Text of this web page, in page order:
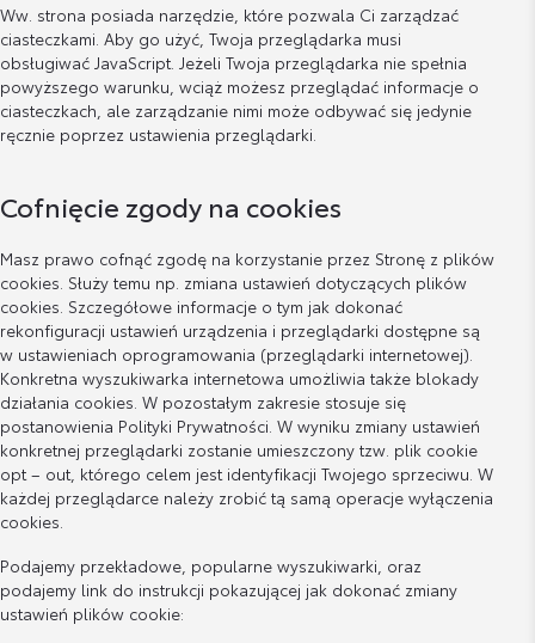
Ww. strona posiada narzędzie, które pozwala Ci zarządzać
ciasteczkami. Aby go użyć, Twoja przeglądarka musi
obsługiwać JavaScript. Jeżeli Twoja przeglądarka nie spełnia
powyższego warunku, wciąż możesz przeglądać informacje o
ciasteczkach, ale zarządzanie nimi może odbywać się jedynie
ręcznie poprzez ustawienia przeglądarki.
Cofnięcie zgody na cookies
Masz prawo cofnąć zgodę na korzystanie przez Stronę z plików
cookies. Służy temu np. zmiana ustawień dotyczących plików
cookies. Szczegółowe informacje o tym jak dokonać
rekonfiguracji ustawień urządzenia i przeglądarki dostępne są
w ustawieniach oprogramowania (przeglądarki internetowej).
Konkretna wyszukiwarka internetowa umożliwia także blokady
działania cookies. W pozostałym zakresie stosuje się
postanowienia Polityki Prywatności. W wyniku zmiany ustawień
konkretnej przeglądarki zostanie umieszczony tzw. plik cookie
opt – out, którego celem jest identyfikacji Twojego sprzeciwu. W
każdej przeglądarce należy zrobić tą samą operacje wyłączenia
cookies.
Podajemy przekładowe, popularne wyszukiwarki, oraz
podajemy link do instrukcji pokazującej jak dokonać zmiany
ustawień plików cookie: